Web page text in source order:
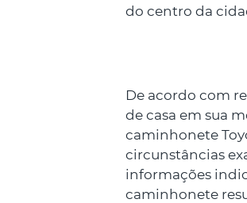
do centro da
De acordo com
de casa em sua
caminhonete
circunstâncias
informações
caminhonete